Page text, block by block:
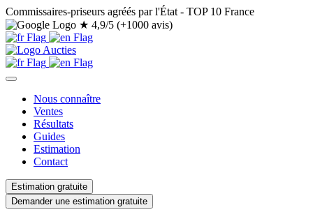
Commissaires-priseurs agréés par l'État - TOP 10 France
★ 4,9/5 (+1000 avis)
Nous connaître
Ventes
Résultats
Guides
Estimation
Contact
Estimation gratuite
Demander une estimation gratuite